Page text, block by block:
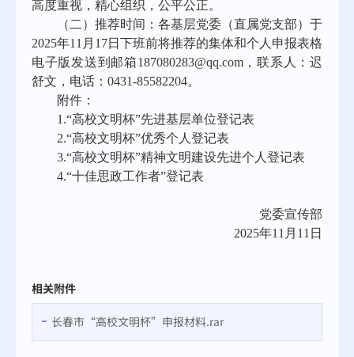
高度重视，精心组织 ， 公平公正。
（二）推荐时间：各基层党委（直属党支部）于
2025年11 月 17日下班前将推荐的集体和个人申报表格
电子版发送到邮箱187080283@qq.com，联系人：迟
舒文，电话：0431-85582204。
附件：
1.“高校文明杯”先进基层单位登记表
2.“高校文明杯”优秀个人登记表
3.“高校文明杯”精神文明建设先进个人登记表
4.“十佳思政工作者”登记表
党委宣传部
2025年11 月 11 日
相关附件
长春市“高校文明杯”申报材料.rar